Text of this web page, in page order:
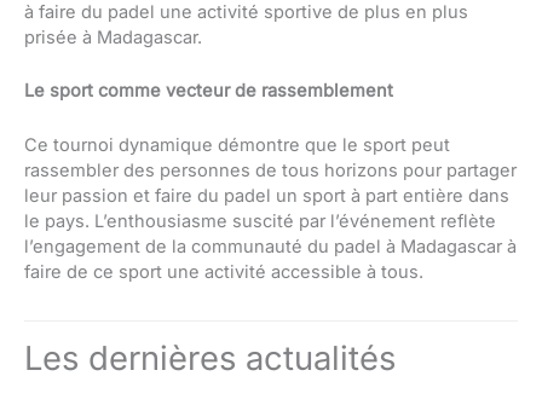
à faire du padel une activité sportive de plus en plus
prisée à Madagascar.
Le sport comme vecteur de rassemblement
Ce tournoi dynamique démontre que le sport peut
rassembler des personnes de tous horizons pour partager
leur passion et faire du padel un sport à part entière dans
le pays. L’enthousiasme suscité par l’événement reflète
l’engagement de la communauté du padel à Madagascar à
faire de ce sport une activité accessible à tous.
Les dernières actualités